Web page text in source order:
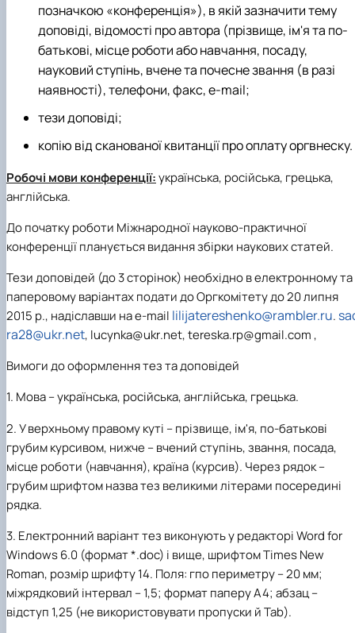
позначкою «конференція»), в якій зазначити тему
доповіді, відомості про автора (прізвище, ім'я та по-
батькові, місце роботи або навчання, посаду,
науковий ступінь, вчене та почесне звання (в разі
наявності), телефони, факс, е-mаіl;
тези доповіді;
копію від сканованої квитанції про оплату оргвнеску.
Робочі мови конференції:українська, російська, грецька,
англійська.
До початку роботи Міжнародної науково-практичної
конференції планується видання збірки наукових статей.
Тези доповідей (до 3 сторінок) необхідно в електронному та
паперовому варіантах подати до Оргкомітету до 20 липня
2015 р., надіславши на е-mail lilijatereshenko@rambler.ru.
ra28@ukr.net, lucynka@ukr.net, tereska.rp@gmail.com ,
Вимоги до оформлення тез та доповідей
1. Мова – українська, російська, англійська, грецька.
2.У верхньому правому куті – прізвище, ім'я, по-батькові
грубим курсивом, нижче – вчений ступінь, звання, посада,
місце роботи (навчання), країна (курсив). Через рядок –
грубим шрифтом назва тез великими літерами посередині
рядка.
3. Електронний варіант тез виконують у редакторі Word for
Windows 6.0 (формат *.doc) і вище, шрифтом Times New
Roman, розмір шрифту 14. Поля: гпо периметру – 20 мм;
міжрядковий інтервал – 1,5; формат паперу А4; абзац –
відступ 1,25 (не використовувати пропуски й Таb).